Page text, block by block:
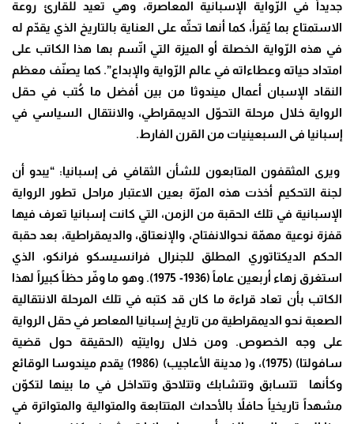
جديداً في الرّواية الإسبانية المعاصرة، وهي تعيد للقارئ روعة
الاستمتاع بما يُقرأ، كما أنها تحثّه على العناية بالتاريخ الذي يقدّم له
في هذه الرّواية الخصلة أو الميزة التي اتّسم بها هذا الكاتب على
امتداد حياته وعطاءاته في عالم الرّواية والإبداع”. كما يصنّف معظم
النقاد الإسبان أعمال ميندوثا من بين أفضل ما كُتب في حقل
الرواية خلال مرحلة التحوّل الديمقراطي، والانتقال السياسي في
إسبانيا فى السبعينيات من القرن الفارط.
ويرى المثقفون المتابعون للشأن الثقافي فى إسبانيا: “يبدو أن
لجنة التحكيم أخذت هذه المرّة بعين الاعتبار مراحل تطور الرواية
الإسبانية في تلك الحقبة من الزمن، التي كانت إسبانيا تعرف فيها
قفزة نوعية مهمّة نحوالانفتاح، والإنعتاق، والديمقراطية، بعد حقبة
الحكم الديكتاتوري المطلق للجنرال فرانسيسكو فرانكو، الذي
استغرق زهاء أربعين عاماً (1936- 1975). وهو ما وفّر حظاً كبيراً لهذا
الكاتب بأن تعاد قراءة ما كان قد كتبه في تلك المرحلة الانتقالية
الصعبة نحو الديمقراطية من تاريخ إسبانيا المعاصر في حقل الرواية
على وجه الخصوص. ومن خلال روايتيْه (الحقيقة حول قضية
سافولتا) (1975)، و( مدينة الأعاجيب) (1986) يقدم ميندوسا الوقائع
وكأنها تتسابق وتتشابك وتتلاحق وتتداخل في ما بينها لتكوّن
مشهداً تاريخياً حافلاً بالأحداث المتتابعة والمتوالية والمتواترة في